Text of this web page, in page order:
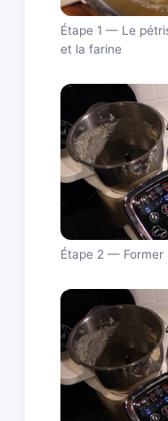
Étape 1 — Le
et la farine
Étape 2 — Former